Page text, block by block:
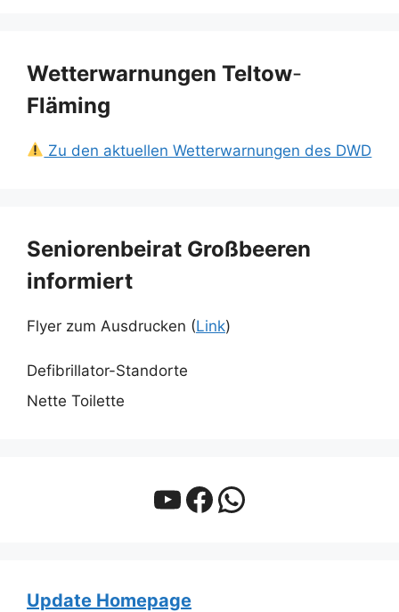
Wetterwarnungen Teltow-
Fläming
Zu den aktuellen Wetterwarnungen des DWD
Seniorenbeirat Großbeeren
informiert
Flyer zum Ausdrucken (Link)
Defibrillator-Standorte
Nette Toilette
YouTube
Facebook
WhatsApp
Update Homepage